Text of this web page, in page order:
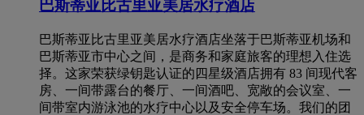
巴斯蒂亚比古里亚美居水疗酒店
巴斯蒂亚比古里亚美居水疗酒店坐落于巴斯蒂亚机场和
巴斯蒂亚市中心之间，是商务和家庭旅客的理想入住选
择。这家荣获绿钥匙认证的四星级酒店拥有 83 间现代客
房、一间带露台的餐厅、一间酒吧、宽敞的会议室、一
间带室内游泳池的水疗中心以及安全停车场。我们的团